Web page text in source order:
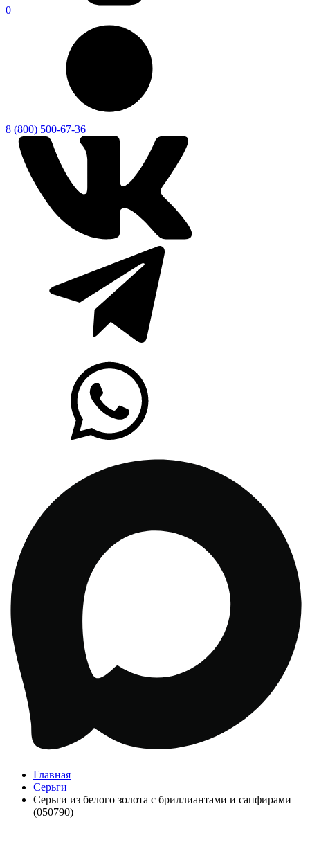
0
8 (800) 500-67-36
Главная
Серьги
Серьги из белого золота с бриллиантами и сапфирами
(050790)